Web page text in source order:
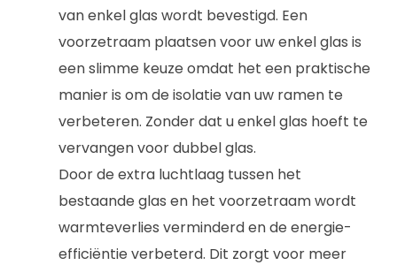
van enkel glas wordt bevestigd. Een
voorzetraam plaatsen voor uw enkel glas is
een slimme keuze omdat het een praktische
manier is om de isolatie van uw ramen te
verbeteren. Zonder dat u enkel glas hoeft te
vervangen voor dubbel glas.
Door de extra luchtlaag tussen het
bestaande glas en het voorzetraam wordt
warmteverlies verminderd en de energie-
efficiëntie verbeterd. Dit zorgt voor meer